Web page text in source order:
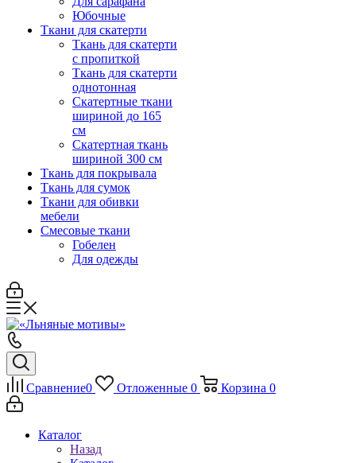
Юбочные
Ткани для скатерти
Ткань для скатерти
с пропиткой
Ткань для скатерти
однотонная
Скатертные ткани
шириной до 165
см
Скатертная ткань
шириной 300 см
Ткань для покрывала
Ткань для сумок
Ткани для обивки
мебели
Смесовые ткани
Гобелен
Для одежды
Сравнение0 Отложенные 0 Корзина 0
Каталог
Назад